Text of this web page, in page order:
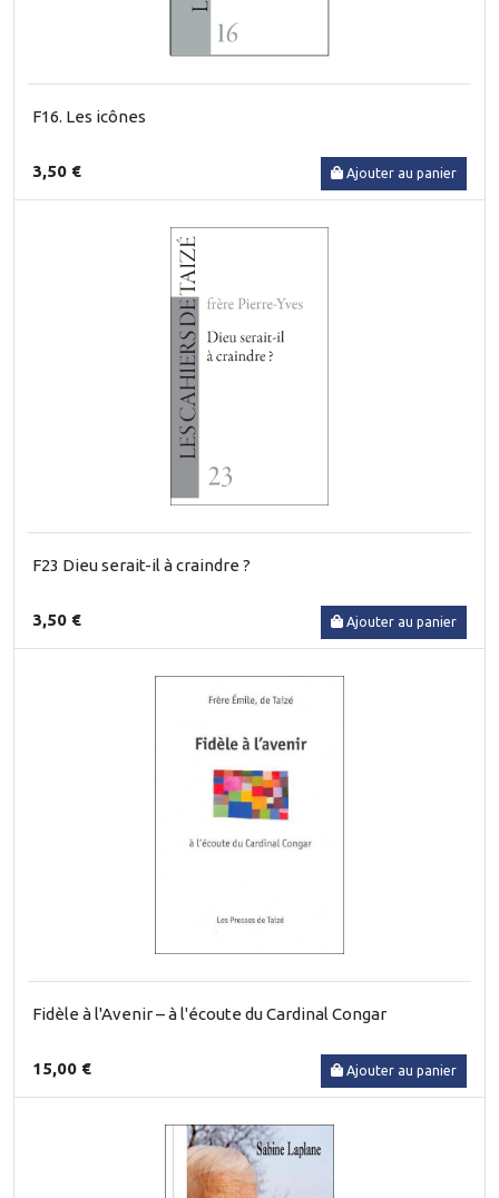
F16. Les icônes
3,50 € Ajouter au panier
F23 Dieu serait-il à craindre ?
3,50 € Ajouter au panier
Fidèle à l'Avenir – à l'écoute du Cardinal Congar
15,00 € Ajouter au panier